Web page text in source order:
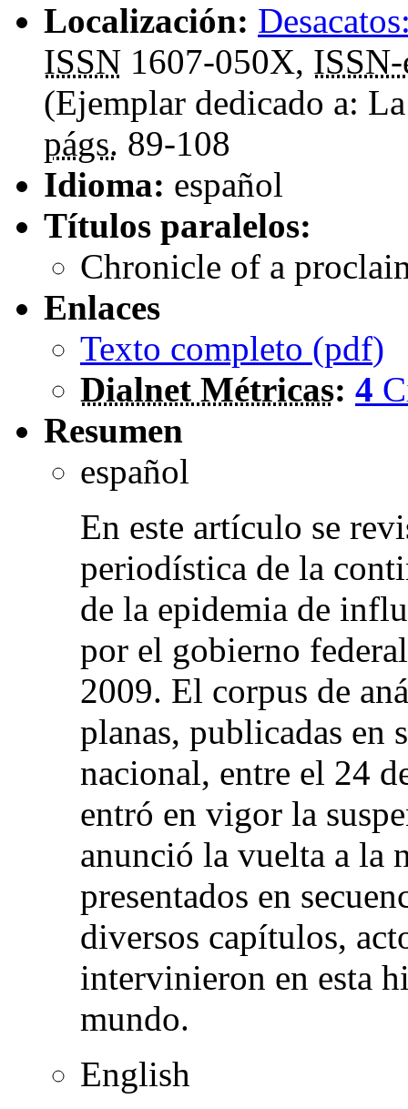
Localización:
ISSN 1607-050X, ISSN-
(Ejemplar dedicado a:
págs. 89-108
Idioma: español
Títulos paralelos:
Chronicle of a
Enlaces
Texto completo (pdf)
Dialnet Métricas: 4
Resumen
español
En este artículo se
periodística de la
de la epidemia de
por el gobierno
2009. El corpus de
planas, publicadas en
nacional, entre el 24
entró en vigor la
anunció la vuelta a la
presentados en
diversos capítulos,
intervinieron en esta
mundo.
English